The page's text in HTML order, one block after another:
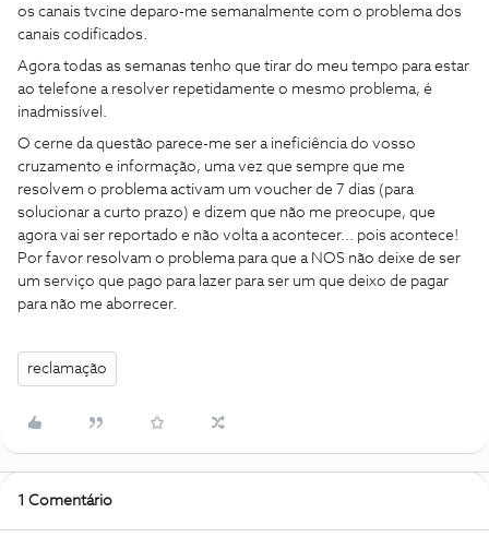
os canais tvcine deparo-me semanalmente com o problema dos
canais codificados.
Agora todas as semanas tenho que tirar do meu tempo para estar
ao telefone a resolver repetidamente o mesmo problema, é
inadmissível.
O cerne da questão parece-me ser a ineficiência do vosso
cruzamento e informação, uma vez que sempre que me
resolvem o problema activam um voucher de 7 dias (para
solucionar a curto prazo) e dizem que não me preocupe, que
agora vai ser reportado e não volta a acontecer... pois acontece!
Por favor resolvam o problema para que a NOS não deixe de ser
um serviço que pago para lazer para ser um que deixo de pagar
para não me aborrecer.
reclamação
1 Comentário